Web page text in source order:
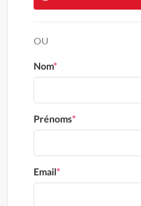
OU
Nom*
Prénoms*
Email*